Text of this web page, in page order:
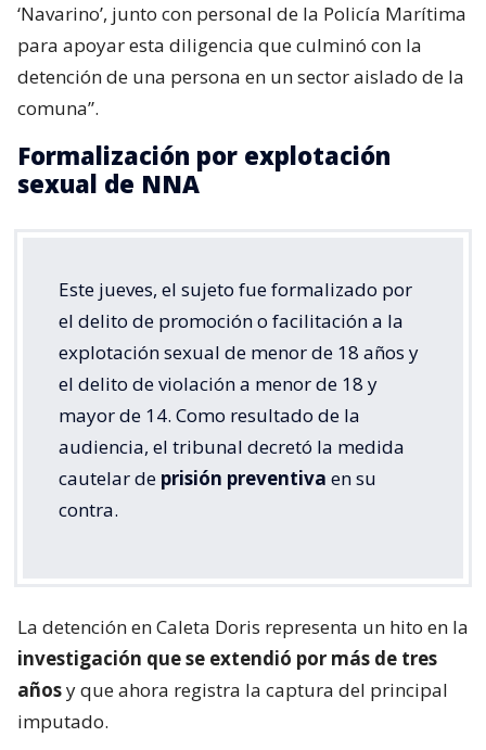
‘Navarino’, junto con personal de la Policía Marítima
para apoyar esta diligencia que culminó con la
detención de una persona en un sector aislado de la
comuna”.
Formalización por explotación
sexual de NNA
Este jueves, el sujeto fue formalizado por
el delito de promoción o facilitación a la
explotación sexual de menor de 18 años y
el delito de violación a menor de 18 y
mayor de 14. Como resultado de la
audiencia, el tribunal decretó la medida
cautelar de prisión preventiva en su
contra.
La detención en Caleta Doris representa un hito en la
investigación que se extendió por más de tres
añosy que ahora registra la captura del principal
imputado.